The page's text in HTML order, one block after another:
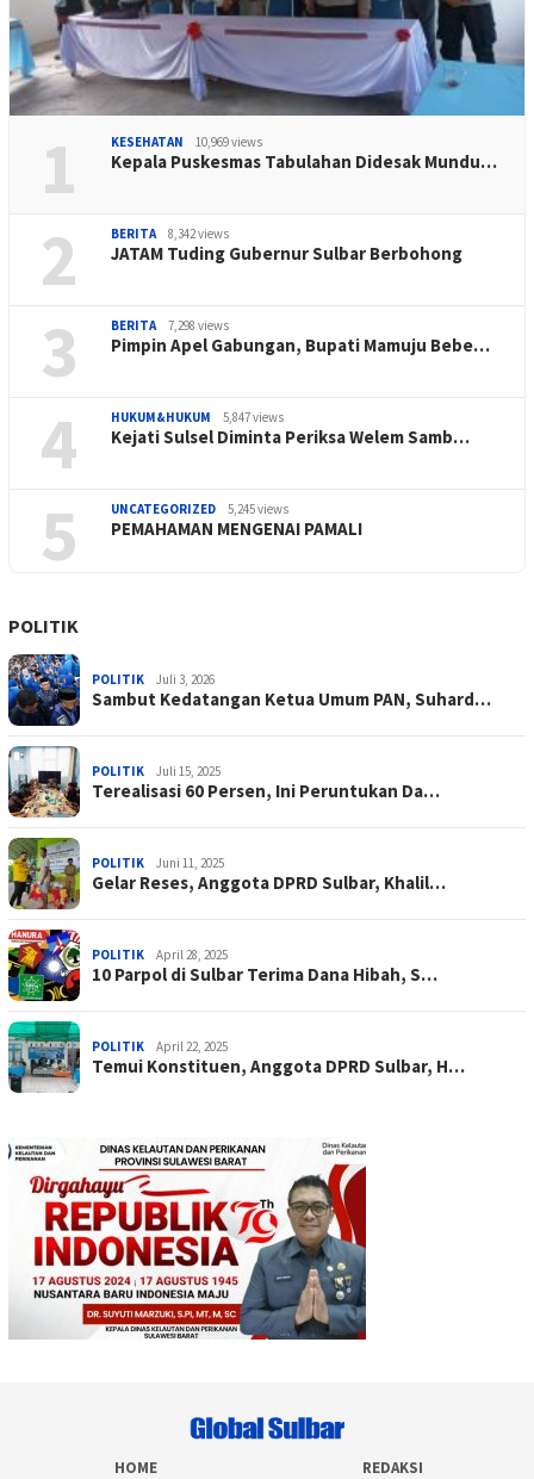
1 KESEHATAN 10,969 views
Kepala Puskesmas Tabulahan Didesak Mundu…
2 BERITA 8,342 views
JATAM Tuding Gubernur Sulbar Berbohong
3 BERITA 7,298 views
Pimpin Apel Gabungan, Bupati Mamuju Bebe…
4 HUKUM&HUKUM 5,847 views
Kejati Sulsel Diminta Periksa Welem Samb…
5 UNCATEGORIZED 5,245 views
PEMAHAMAN MENGENAI PAMALI
POLITIK
POLITIK Juli 3, 2026
Sambut Kedatangan Ketua Umum PAN, Suhard…
POLITIK Juli 15, 2025
Terealisasi 60 Persen, Ini Peruntukan Da…
POLITIK Juni 11, 2025
Gelar Reses, Anggota DPRD Sulbar, Khalil…
POLITIK April 28, 2025
10 Parpol di Sulbar Terima Dana Hibah, S…
POLITIK April 22, 2025
Temui Konstituen, Anggota DPRD Sulbar, H…
HOME REDAKSI